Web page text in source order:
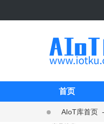
首页
AIoT库首页 -